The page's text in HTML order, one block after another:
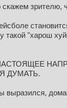
скажем зрителю,
такой "харош
ДУМАТЬ.
выразился,